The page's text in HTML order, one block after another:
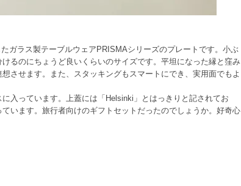
ガラス製テーブルウェアPRISMAシリーズのプレートです。小ぶ
るのにちょうど良いくらいのサイズです。平坦になった縁と窪み
させます。また、スタッキングもスマートにでき、実用面でもよ
入っています。上蓋には「Helsinki」とはっきりと記されてお
います。旅行者向けのギフトセットだったのでしょうか。好奇心